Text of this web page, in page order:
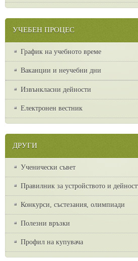
УЧЕБЕН ПРОЦЕС
График на учебното време
Ваканции и неучебни дни
Извънкласни дейности
Електронен вестник
ДРУГИ
Ученически съвет
Правилник за устройството и
Конкурси, състезания, олимпиади
Полезни връзки
Профил на купувача